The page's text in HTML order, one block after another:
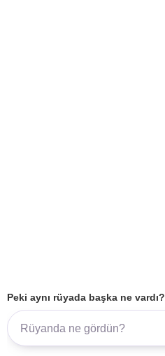
Peki aynı rüyada başka ne vardı?